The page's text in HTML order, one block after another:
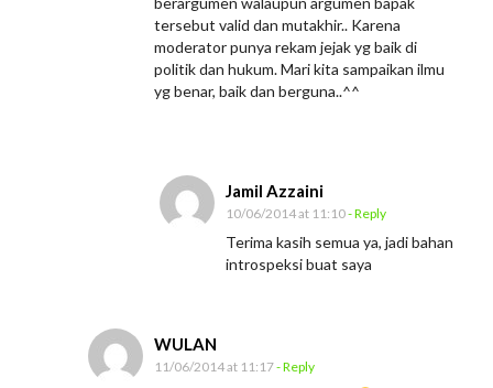
tersebut valid dan mutakhir.. Karena
moderator punya rekam jejak yg baik di
politik dan hukum. Mari kita sampaikan ilmu
yg benar, baik dan berguna..^^
Jamil Azzaini
10/06/2014 at 11:10- Reply
Terima kasih semua ya, jadi bahan
introspeksi buat saya
WULAN
11/06/2014 at 11:17- Reply